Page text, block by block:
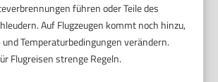
führen oder Teile des
Auf Flugzeugen kommt noch hinzu,
Temperaturbedingungen verändern.
Flugreisen strenge Regeln.